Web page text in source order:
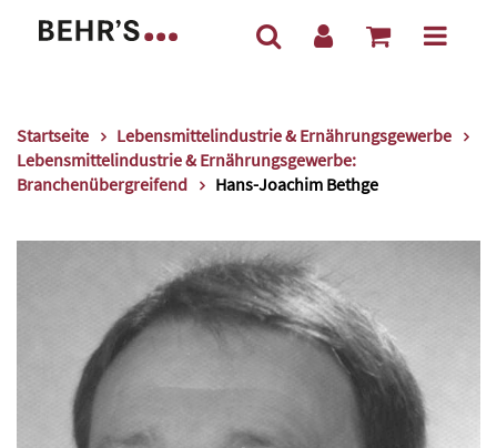
Startseite
Lebensmittelindustrie & Ernährungsgewerbe
Lebensmittelindustrie & Ernährungsgewerbe:
Branchenübergreifend
Hans-Joachim Bethge